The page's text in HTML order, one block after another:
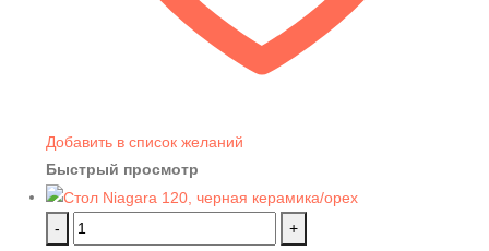
Добавить в список желаний
Быстрый просмотр
-
+